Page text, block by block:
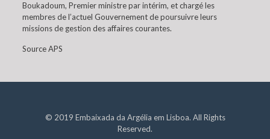
Boukadoum, Premier ministre par intérim, et chargé les
membres de l’actuel Gouvernement de poursuivre leurs
missions de gestion des affaires courantes.
Source APS
© 2019 Embaixada da Argélia em Lisboa. All Rights
Reserved.